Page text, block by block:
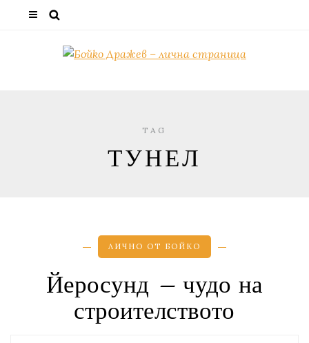
TAG
ТУНЕЛ
ЛИЧНО ОТ БОЙКО
Йеросунд – чудо на
строителството